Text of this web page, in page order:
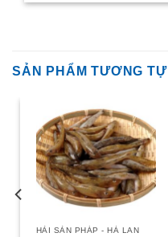
SẢN PHẨM TƯƠNG TỰ
HẢI SẢN PHÁP - HÀ LAN